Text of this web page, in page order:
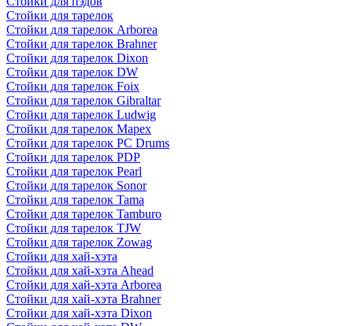
Стойки для тарелок
Стойки для тарелок Arborea
Стойки для тарелок Brahner
Стойки для тарелок Dixon
Стойки для тарелок DW
Стойки для тарелок Foix
Стойки для тарелок Gibraltar
Стойки для тарелок Ludwig
Стойки для тарелок Mapex
Стойки для тарелок PC Drums
Стойки для тарелок PDP
Стойки для тарелок Pearl
Стойки для тарелок Sonor
Стойки для тарелок Tama
Стойки для тарелок Tamburo
Стойки для тарелок TJW
Стойки для тарелок Zowag
Стойки для хай-хэта
Стойки для хай-хэта Ahead
Стойки для хай-хэта Arborea
Стойки для хай-хэта Brahner
Стойки для хай-хэта Dixon